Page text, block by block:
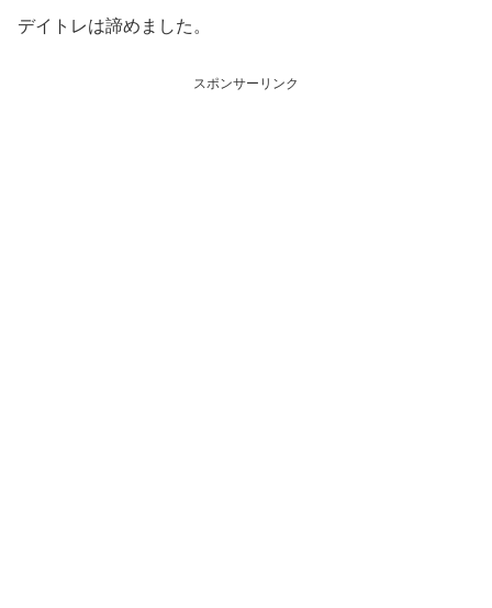
デイトレは諦めました。
スポンサーリンク